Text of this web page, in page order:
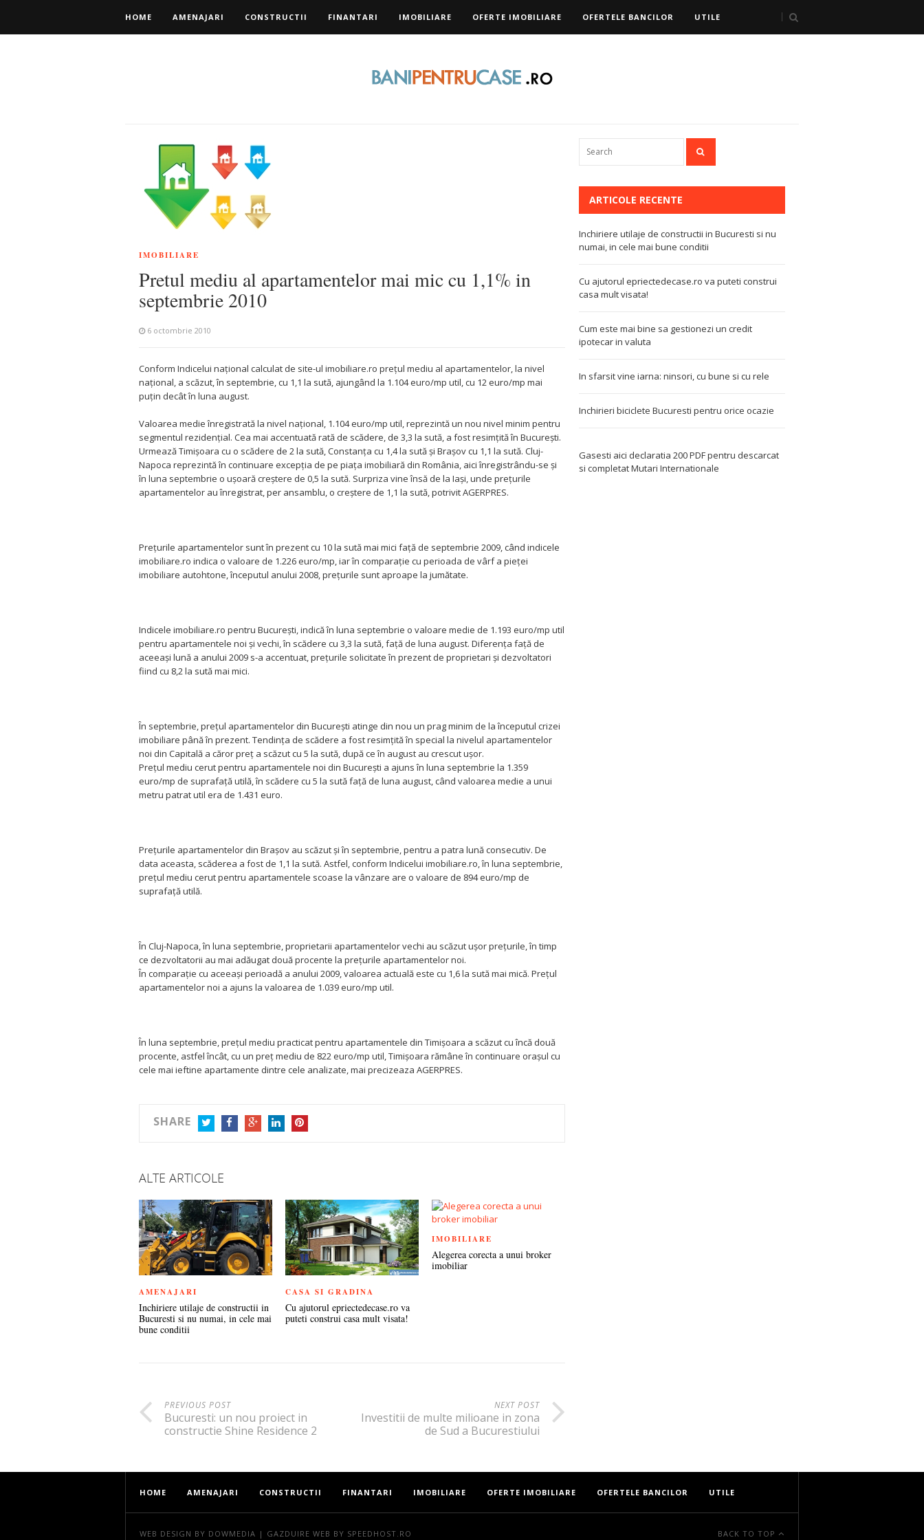
HOME AMENAJARI CONSTRUCTII FINANTARI IMOBILIARE OFERTE IMOBILIARE OFERTELE BANCILOR UTILE
IMOBILIARE
Pretul mediu al apartamentelor mai mic cu 1,1% in
septembrie 2010
6 octombrie 2010
Conform Indicelui naţional calculat de site-ul imobiliare.ro preţul mediu al apartamentelor, la nivel
naţional, a scăzut, în septembrie, cu 1,1 la sută, ajungând la 1.104 euro/mp util, cu 12 euro/mp mai
puţin decât în luna august.
Valoarea medie înregistrată la nivel naţional, 1.104 euro/mp util, reprezintă un nou nivel minim pentru
segmentul rezidenţial. Cea mai accentuată rată de scădere, de 3,3 la sută, a fost resimţită în Bucureşti.
Urmează Timişoara cu o scădere de 2 la sută, Constanţa cu 1,4 la sută şi Braşov cu 1,1 la sută. Cluj-
Napoca reprezintă în continuare excepţia de pe piaţa imobiliară din România, aici înregistrându-se şi
în luna septembrie o uşoară creştere de 0,5 la sută. Surpriza vine însă de la Iaşi, unde preţurile
apartamentelor au înregistrat, per ansamblu, o creştere de 1,1 la sută, potrivit AGERPRES.
Preţurile apartamentelor sunt în prezent cu 10 la sută mai mici faţă de septembrie 2009, când indicele
imobiliare.ro indica o valoare de 1.226 euro/mp, iar în comparaţie cu perioada de vârf a pieţei
imobiliare autohtone, începutul anului 2008, preţurile sunt aproape la jumătate.
Indicele imobiliare.ro pentru Bucureşti, indică în luna septembrie o valoare medie de 1.193 euro/mp util
pentru apartamentele noi şi vechi, în scădere cu 3,3 la sută, faţă de luna august. Diferenţa faţă de
aceeaşi lună a anului 2009 s-a accentuat, preţurile solicitate în prezent de proprietari şi dezvoltatori
fiind cu 8,2 la sută mai mici.
În septembrie, preţul apartamentelor din Bucureşti atinge din nou un prag minim de la începutul crizei
imobiliare până în prezent. Tendinţa de scădere a fost resimţită în special la nivelul apartamentelor
noi din Capitală a căror preţ a scăzut cu 5 la sută, după ce în august au crescut uşor.
Preţul mediu cerut pentru apartamentele noi din Bucureşti a ajuns în luna septembrie la 1.359
euro/mp de suprafaţă utilă, în scădere cu 5 la sută faţă de luna august, când valoarea medie a unui
metru patrat util era de 1.431 euro.
Preţurile apartamentelor din Braşov au scăzut şi în septembrie, pentru a patra lună consecutiv. De
data aceasta, scăderea a fost de 1,1 la sută. Astfel, conform Indicelui imobiliare.ro, în luna septembrie,
preţul mediu cerut pentru apartamentele scoase la vânzare are o valoare de 894 euro/mp de
suprafaţă utilă.
În Cluj-Napoca, în luna septembrie, proprietarii apartamentelor vechi au scăzut uşor preţurile, în timp
ce dezvoltatorii au mai adăugat două procente la preţurile apartamentelor noi.
În comparaţie cu aceeaşi perioadă a anului 2009, valoarea actuală este cu 1,6 la sută mai mică. Preţul
apartamentelor noi a ajuns la valoarea de 1.039 euro/mp util.
În luna septembrie, preţul mediu practicat pentru apartamentele din Timişoara a scăzut cu încă două
procente, astfel încât, cu un preţ mediu de 822 euro/mp util, Timişoara rămâne în continuare oraşul cu
cele mai ieftine apartamente dintre cele analizate, mai precizeaza AGERPRES.
SHARE
ALTE ARTICOLE
AMENAJARI
Inchiriere utilaje de constructii in
Bucuresti si nu numai, in cele mai
bune conditii
CASA SI GRADINA
Cu ajutorul epriectedecase.ro va
puteti construi casa mult visata!
IMOBILIARE
Alegerea corecta a unui broker
imobiliar
PREVIOUS POST
Bucuresti: un nou proiect in
constructie Shine Residence 2
NEXT POST
Investitii de multe milioane in zona
de Sud a Bucurestiului
ARTICOLE RECENTE
Inchiriere utilaje de constructii in Bucuresti si nu
numai, in cele mai bune conditii
Cu ajutorul epriectedecase.ro va puteti construi
casa mult visata!
Cum este mai bine sa gestionezi un credit
ipotecar in valuta
In sfarsit vine iarna: ninsori, cu bune si cu rele
Inchirieri biciclete Bucuresti pentru orice ocazie
Gasesti aici declaratia 200 PDFpentru descarcat
si completatMutari Internationale
HOME AMENAJARI CONSTRUCTII FINANTARI IMOBILIARE OFERTE IMOBILIARE OFERTELE BANCILOR UTILE
WEB DESIGN BY DOWMEDIA | GAZDUIRE WEB BY SPEEDHOST.RO BACK TO TOP